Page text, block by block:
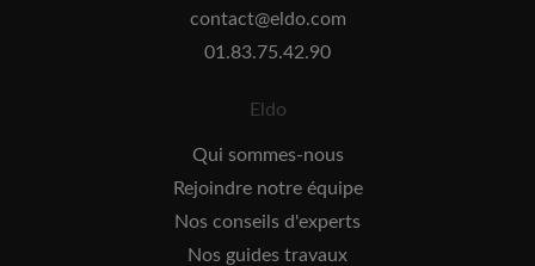
contact@eldo.com
01.83.75.42.90
Eldo
Qui sommes-nous
Rejoindre notre équipe
Nos conseils d'experts
Nos guides travaux